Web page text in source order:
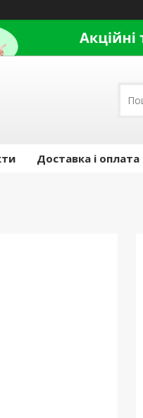
Доставка і оплата